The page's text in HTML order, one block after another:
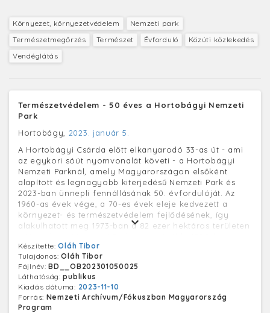
Környezet, környezetvédelem
Nemzeti park
Természetmegőrzés
Természet Évforduló
Közúti közlekedés
Vendéglátás
Természetvédelem - 50 éves a Hortobágyi Nemzeti
Park
Hortobágy, 2023. január 5.
A Hortobágyi Csárda előtt elkanyarodó 33-as út - ami
az egykori sóút nyomvonalát követi - a Hortobágyi
Nemzeti Parknál, amely Magyarországon elsőként
alapított és legnagyobb kiterjedésű Nemzeti Park és
2023-ban ünnepli fennállásának 50. évfordulóját. Az
1960-as évek vége, a 70-es évek eleje kedvezett a
környezet- és természetvédelem fejlődésének, így
alakulhatott meg 1973-ban a 82 ezer hektáros területen
UNESCO Világörökség Bizottsága felvett a Világ
Kulturális és Természeti Örökségének listájára.
Készítette:Oláh Tibor
Tulajdonos:Oláh Tibor
Fájlnév:BD__OB202301050025
Láthatóság:publikus
Kiadás dátuma: 2023-11-10
Forrás: Nemzeti Archívum/Fókuszban Magyarország
Program